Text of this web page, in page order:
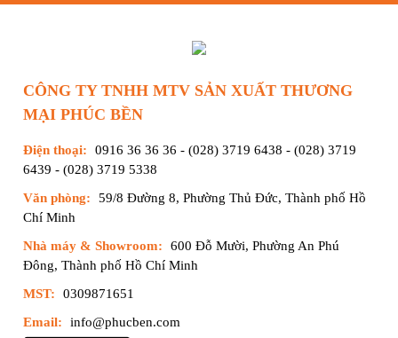
CÔNG TY TNHH MTV SẢN XUẤT THƯƠNG
MẠI PHÚC BỀN
Điện thoại: 0916 36 36 36 - (028) 3719 6438 - (028) 3719
6439 - (028) 3719 5338
Văn phòng:
59/8 Đường 8, Phường Thủ Đức, Thành phố Hồ
Chí Minh
Nhà máy & Showroom:
600 Đỗ Mười, Phường An Phú
Đông, Thành phố Hồ Chí Minh
MST:
0309871651
Email:
info@phucben.com